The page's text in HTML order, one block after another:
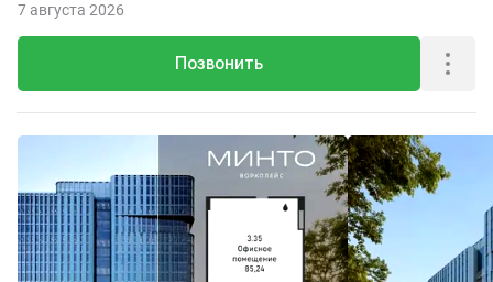
Позвонить
7 августа 2026